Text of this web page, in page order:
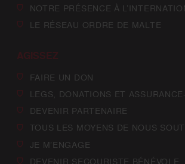
NOTRE PRÉSENCE À
LE RÉSEAU ORDRE DE MALTE
AGISSEZ
FAIRE UN DON
LEGS, DONATIONS ET
DEVENIR PARTENAIRE
TOUS LES MOYENS DE NOUS
JE M’ENGAGE
DEVENIR SECOURISTE BÉNÉVOLE